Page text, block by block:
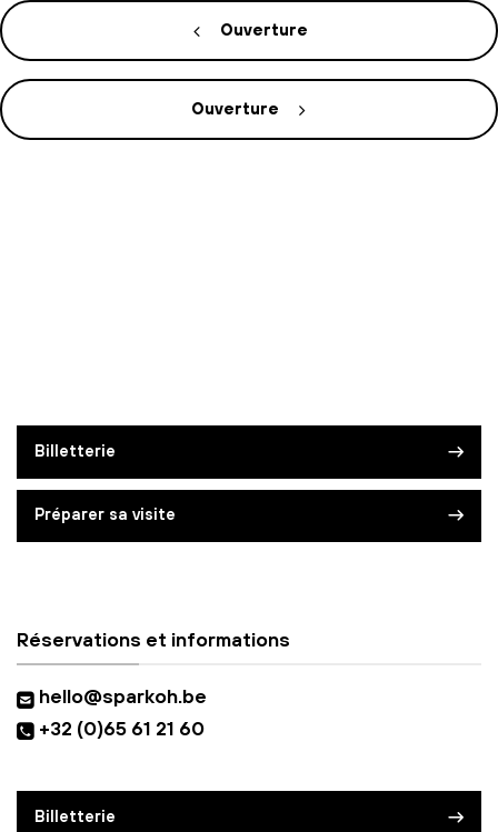
Billetterie
Préparer sa visite
Ouverture
Ouverture
Réservations et informations
hello@sparkoh.be
+32 (0)65 61 21 60
Billetterie